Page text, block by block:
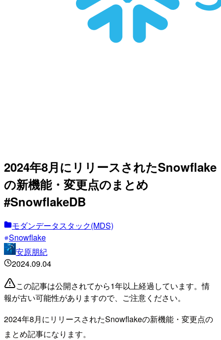
2024年8月にリリースされたSnowflake
の新機能・変更点のまとめ
#SnowflakeDB
モダンデータスタック(MDS)
Snowflake
安原朋紀
2024.09.04
この記事は公開されてから1年以上経過しています。情
報が古い可能性がありますので、ご注意ください。
2024年8月にリリースされたSnowflakeの新機能・変更点の
まとめ記事になります。